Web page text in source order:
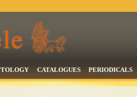
CATALOGUES PERIODICALS